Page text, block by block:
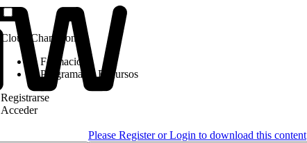
Cloud Champion
Formación
Programas y Recursos
Registrarse
Acceder
Please Register or Login to download this content